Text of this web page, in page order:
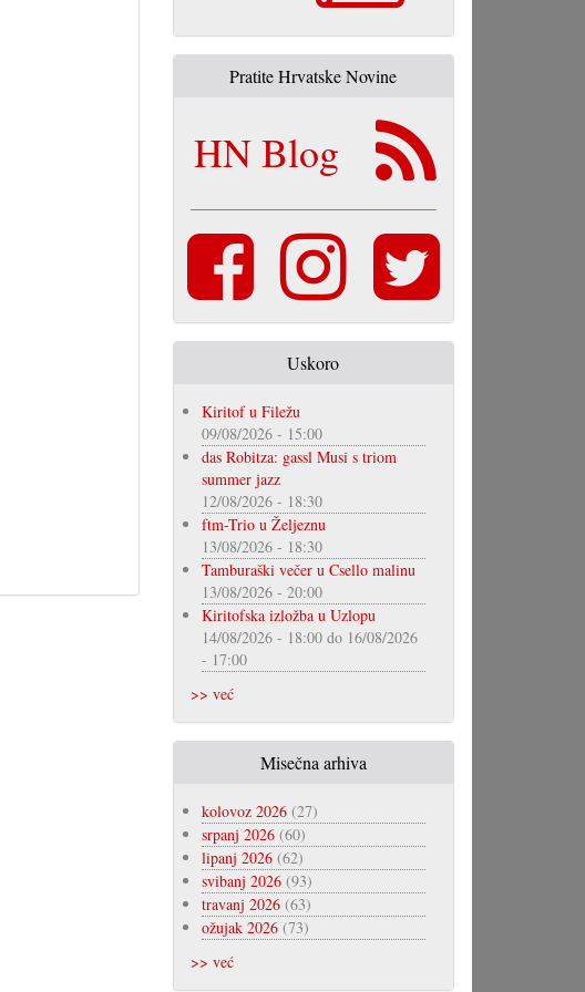
Pratite Hrvatske Novine
HN Blog
Uskoro
Kiritof u Filežu
09/08/2026 - 15:00
das Robitza: gassl Musi s triom
summer jazz
12/08/2026 - 18:30
ftm-Trio u Željeznu
13/08/2026 - 18:30
Tamburaški večer u Csello malinu
13/08/2026 - 20:00
Kiritofska izložba u Uzlopu
14/08/2026 - 18:00do 16/08/2026
- 17:00
>> već
Misečna arhiva
kolovoz 2026(27)
srpanj 2026(60)
lipanj 2026(62)
svibanj 2026(93)
travanj 2026(63)
ožujak 2026(73)
>> već